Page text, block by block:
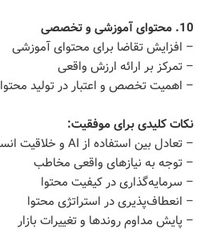
10. محتوای آموزشی و تخصصی
– افزایش تقاضا برای محتوای آموزشی
– تمرکز بر ارائه ارزش واقعی
– اهمیت تخصص و اعتبار در تولید محتوا
نکات کلیدی برای موفقیت:
– تعادل بین استفاده از AI و خلاقیت انسانی
– توجه به نیازهای واقعی مخاطب
– سرمایه‌گذاری در کیفیت محتوا
– انعطاف‌پذیری در استراتژی محتوا
– پایش مداوم روندها و تغییرات بازار